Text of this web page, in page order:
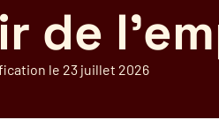
de
le 23 juillet 2026